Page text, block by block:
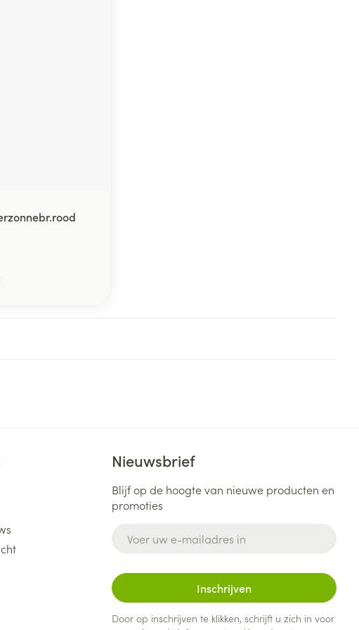
Nieuwsbrief
Blijf op de hoogte van nieuwe producten en
promoties
Inschrijven
Door op inschrijven te klikken, schrijft u zich in voor